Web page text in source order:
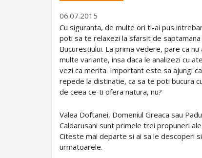
06.07.2015
Cu siguranta, de multe ori ti-ai pus
poti sa te relaxezi la sfarsit de saptamana
Bucurestiului. La prima vedere, pare ca nu
multe variante, insa daca le analizezi cu
vezi ca merita. Important este sa ajungi
repede la distinatie, ca sa te poti bucura
de ceea ce-ti ofera natura, nu?
Valea Doftanei, Domeniul Greaca sau
Caldarusani sunt primele trei propuneri
Citeste mai departe si ai sa le descoperi
urmatoarele.